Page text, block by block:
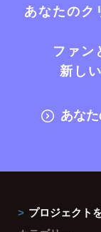
あなたのク
ファン
新し
あな
プロジェクト